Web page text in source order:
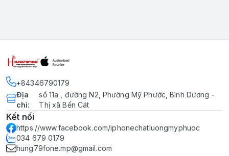
+84346790179
Địa
chỉ:
số 11a , đường N2, Phường Mỹ Phước, Bình Dương -
Thị xã Bến Cát
Kết nối
https://www.facebook.com/iphonechatluongmyphuoc
034 679 0179
hung79fone.mp@gmail.com